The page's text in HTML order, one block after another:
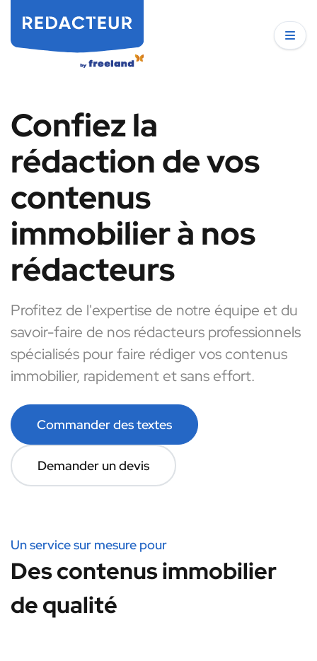
Confiez la
rédaction de vos
contenus
immobilier à nos
rédacteurs
Profitez de l'expertise de notre équipe et du
savoir-faire de nos rédacteurs professionnels
spécialisés pour faire rédiger vos contenus
immobilier, rapidement et sans effort.
Commander des textes
Demander un devis
Un service sur mesure pour
Des contenus immobilier
de qualité